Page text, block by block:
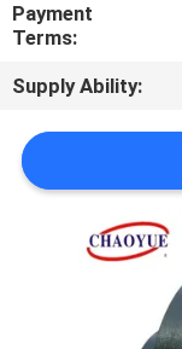
โรงงาน
ควบคุม
คุณภาพ
ติดต่อ
Payment
Terms:
Supply Ability: